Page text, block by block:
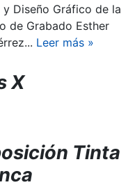
Diseño Gráfico de la
de Grabado Esther
Leer más »
X
Tinta